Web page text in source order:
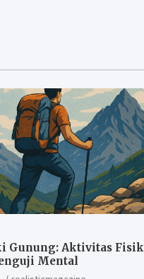
Gunung: Aktivitas Fisik
Mental